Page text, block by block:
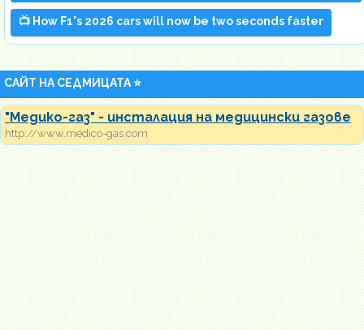
📺 How F1's 2026 cars will now be two seconds faster
САЙТ НА СЕДМИЦАТА ⭐
"Медико-газ" - инсталация на медицински газове
http://www.medico-gas.com